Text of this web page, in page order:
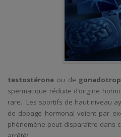
testostérone ou de
spermatique réduite d’origine
rare. Les sportifs de haut niveau
de dopage hormonal voient par
phénomène peut disparaître dans